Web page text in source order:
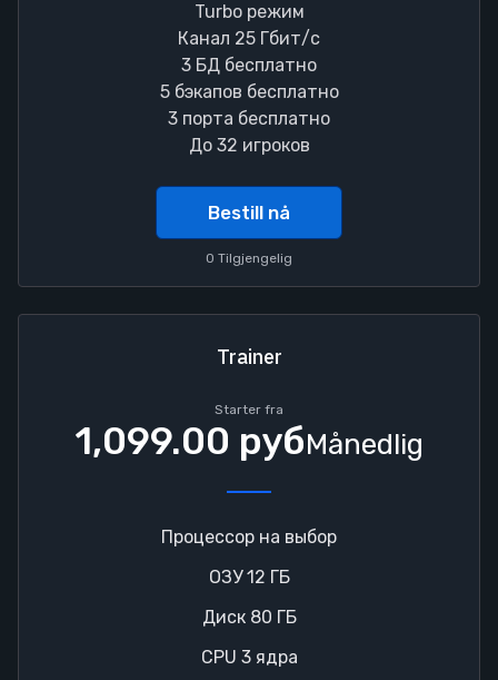
Turbo режим
Канал 25 Гбит/с
3 БД бесплатно
5 бэкапов бесплатно
3 порта бесплатно
До 32 игроков
Bestill nå
0 Tilgjengelig
Trainer
Starter fra
1,099.00 рубMånedlig
Процессор на выбор
ОЗУ 12 ГБ
Диск 80 ГБ
CPU 3 ядра